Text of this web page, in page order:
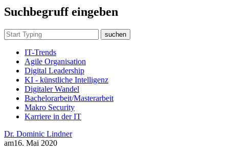
Suchbegruff eingeben
suchen
IT-Trends
Agile Organisation
Digital Leadership
KI - künstliche Intelligenz
Digitaler Wandel
Bachelorarbeit/Masterarbeit
Makro Security
Karriere in der IT
Dr. Dominic Lindner
am16. Mai 2020